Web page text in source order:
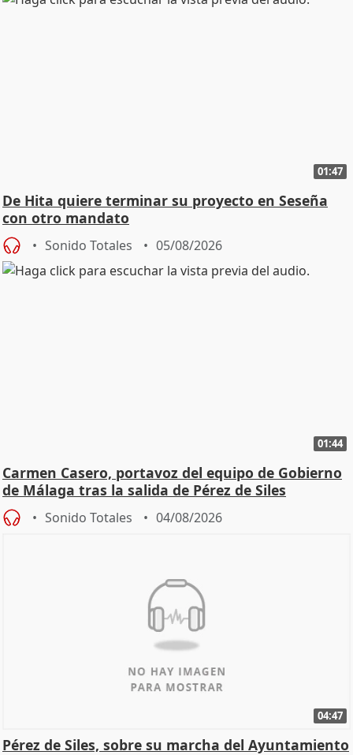
01:47
De Hita quiere terminar su proyecto en Seseña
con otro mandato
Sonido Totales 05/08/2026
01:44
Carmen Casero, portavoz del equipo de Gobierno
de Málaga tras la salida de Pérez de Siles
Sonido Totales 04/08/2026
04:47
Pérez de Siles, sobre su marcha del Ayuntamiento